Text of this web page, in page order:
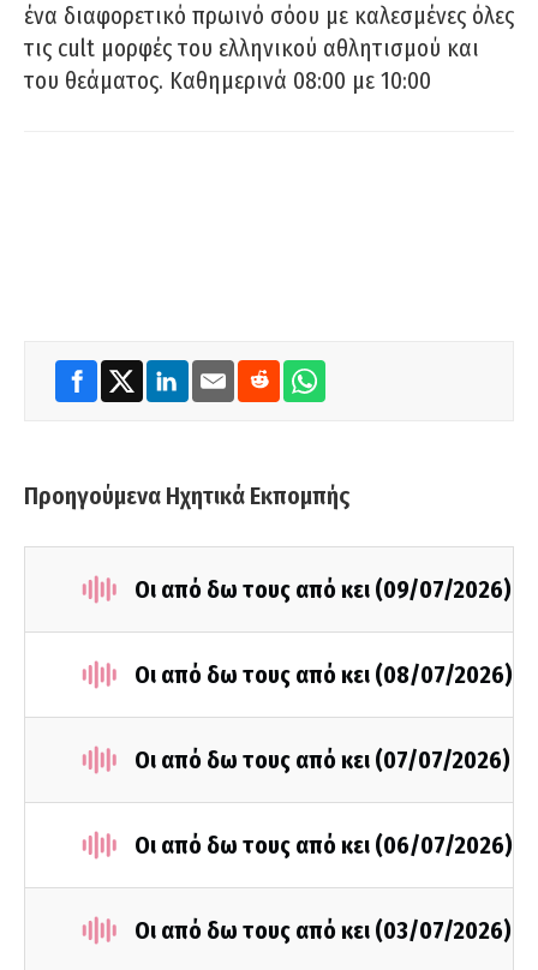
ένα διαφορετικό πρωινό σόου με καλεσμένες όλες
τις cult μορφές του ελληνικού αθλητισμού και
του θεάματος. Καθημερινά 08:00 με 10:00
Προηγούμενα Ηχητικά Εκπομπής
Οι από δω τους από κει (09/07/2026)
Οι από δω τους από κει (08/07/2026)
Οι από δω τους από κει (07/07/2026)
Οι από δω τους από κει (06/07/2026)
Οι από δω τους από κει (03/07/2026)